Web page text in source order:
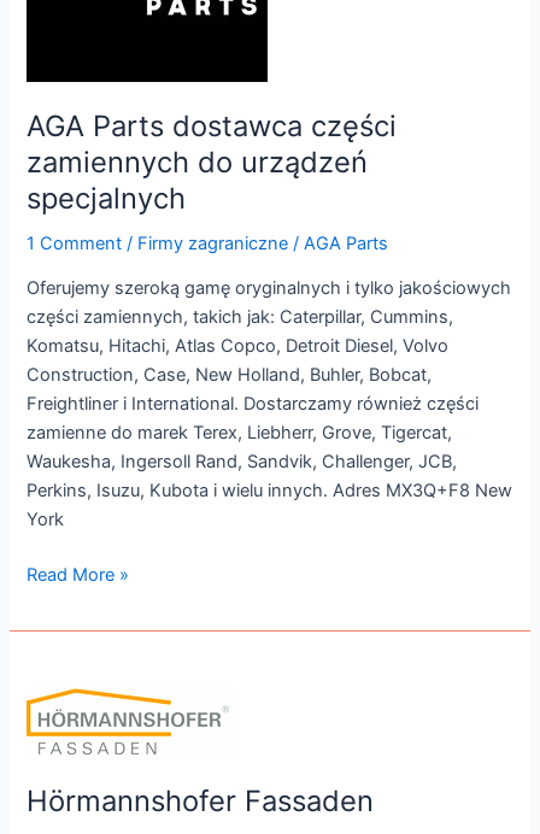
AGA Parts dostawca części
zamiennych do urządzeń
specjalnych
1 Comment / Firmy zagraniczne /AGA Parts
Oferujemy szeroką gamę oryginalnych i tylko jakościowych
części zamiennych, takich jak: Caterpillar, Cummins,
Komatsu, Hitachi, Atlas Copco, Detroit Diesel, Volvo
Construction, Case, New Holland, Buhler, Bobcat,
Freightliner i International. Dostarczamy również części
zamienne do marek Terex, Liebherr, Grove, Tigercat,
Waukesha, Ingersoll Rand, Sandvik, Challenger, JCB,
Perkins, Isuzu, Kubota i wielu innych. Adres MX3Q+F8 New
York
Read More »
Hörmannshofer Fassaden
Hörmannshofer
Fassaden